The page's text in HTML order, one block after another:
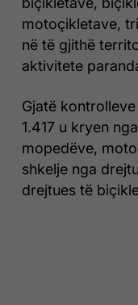
motoçikletave,
në të gjithë
aktivitete
Gjatë
1.417 u kryen
mopedëve,
shkelje nga
drejtues të